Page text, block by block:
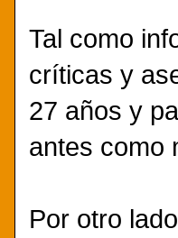
Tal como
críticas y
27 años y
antes como
Por otro